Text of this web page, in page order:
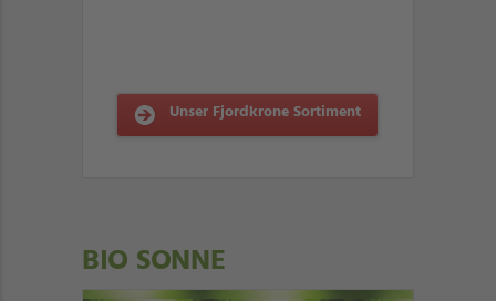
Unser Fjordkrone Sortiment
BIO SONNE